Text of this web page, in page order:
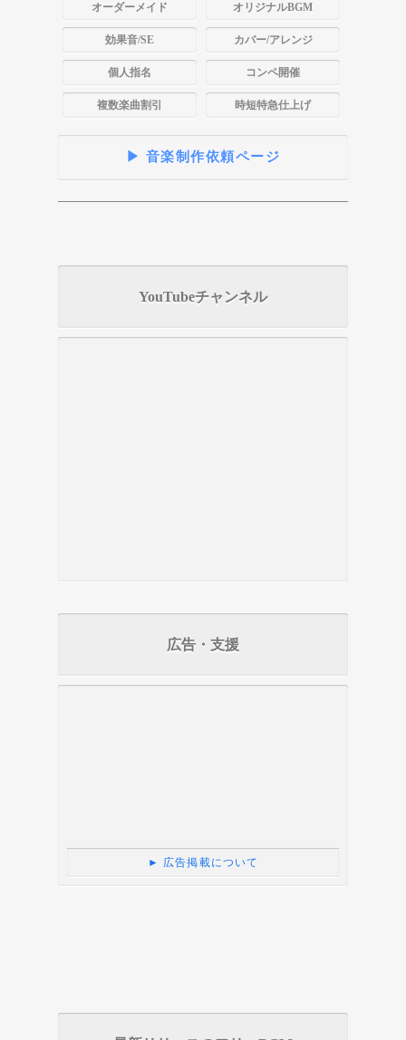
オーダーメイド オリジナルBGM
効果音/SE カバー/アレンジ
個人指名 コンペ開催
複数楽曲割引 時短特急仕上げ
▶ 音楽制作依頼ページ
YouTubeチャンネル
広告・支援
► 広告掲載について